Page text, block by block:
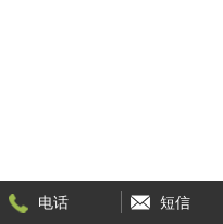
电话 短信